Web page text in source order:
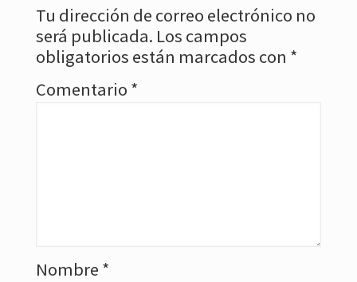
Tu dirección de correo electrónico no
será publicada. Los campos
obligatorios están marcados con *
Comentario *
Nombre *